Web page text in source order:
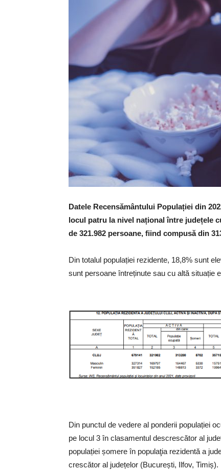
Datele Recensământului Populației din
locul patru la nivel național între județele
de 321.982 persoane, fiind compusă din
Din totalul populației rezidente, 18,8% sunt
sunt persoane întreținute sau cu altă situație
Din punctul de vedere al ponderii populației
pe locul 3 în clasamentul descrescător al
populației șomere în populaţia rezidentă a
crescător al județelor (București, Ilfov, Timiș).